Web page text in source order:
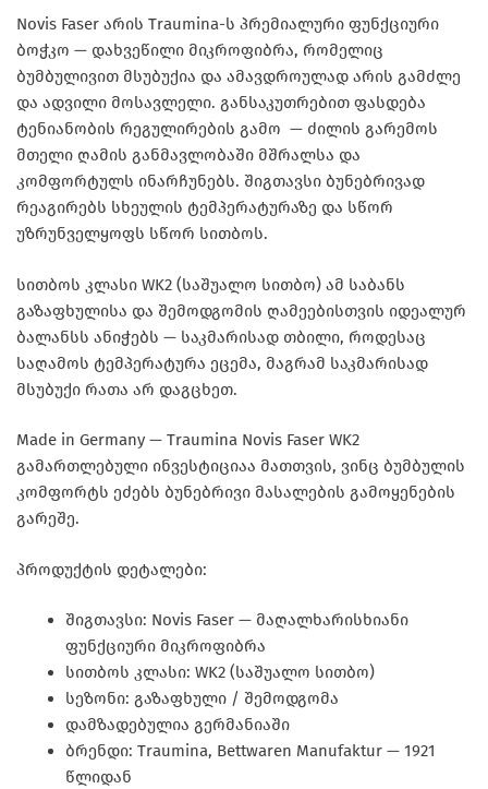
Novis Faser არის Traumina-ს პრემიალური ფუნქციური
ბოჭკო — დახვეწილი მიკროფიბრა, რომელიც
ბუმბულივით მსუბუქია და ამავდროულად არის გამძლე
და ადვილი მოსავლელი. განსაკუთრებით ფასდება
ტენიანობის რეგულირების გამო — ძილის გარემოს
მთელი ღამის განმავლობაში მშრალსა და
კომფორტულს ინარჩუნებს. შიგთავსი ბუნებრივად
რეაგირებს სხეულის ტემპერატურაზე და სწორ
უზრუნველყოფს სწორ სითბოს.
სითბოს კლასი WK2 (საშუალო სითბო) ამ საბანს
გაზაფხულისა და შემოდგომის ღამეებისთვის იდეალურ
ბალანსს ანიჭებს — საკმარისად თბილი, როდესაც
საღამოს ტემპერატურა ეცემა, მაგრამ საკმარისად
მსუბუქი რათა არ დაგცხეთ.
Made in Germany — Traumina Novis Faser WK2
გამართლებული ინვესტიციაა მათთვის, ვინც ბუმბულის
კომფორტს ეძებს ბუნებრივი მასალების გამოყენების
გარეშე.
პროდუქტის დეტალები:
შიგთავსი: Novis Faser — მაღალხარისხიანი
ფუნქციური მიკროფიბრა
სითბოს კლასი: WK2 (საშუალო სითბო)
სეზონი: გაზაფხული / შემოდგომა
დამზადებულია გერმანიაში
ბრენდი: Traumina, Bettwaren Manufaktur — 1921
წლიდან